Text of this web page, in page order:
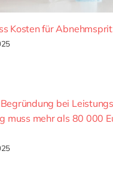
Kosten für
bei
muss mehr als 80 000